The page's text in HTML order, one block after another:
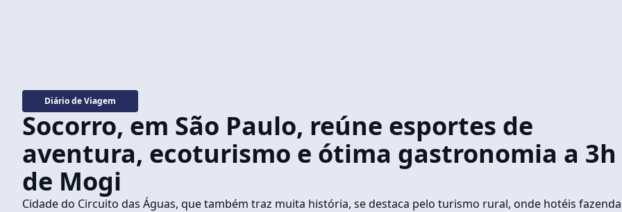
Diário de Viagem
Socorro, em São Paulo, reúne esportes de
aventura, ecoturismo e ótima gastronomia a 3h
de Mogi
Cidade do Circuito das Águas, que também traz muita história, se destaca pelo turismo rural, onde hotéis